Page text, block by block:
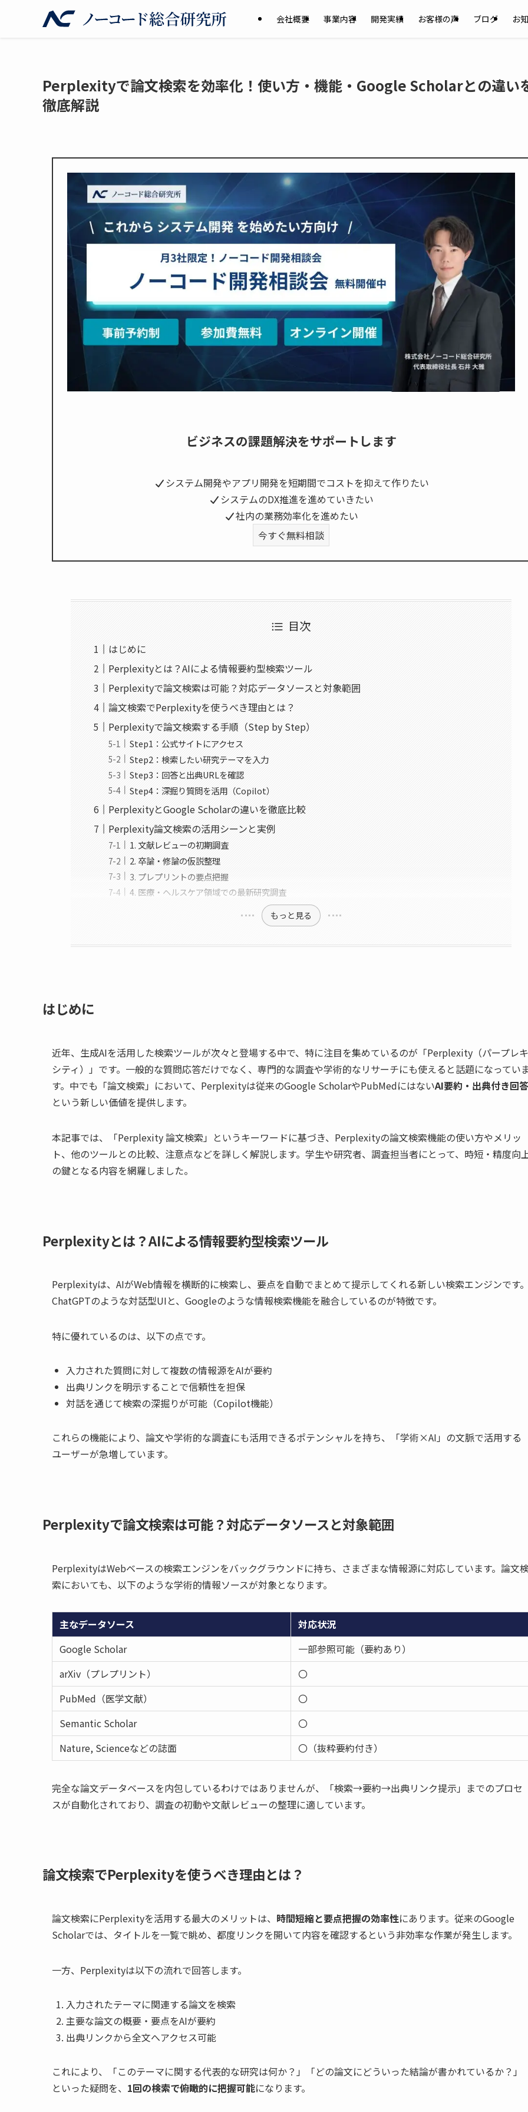
会社概要 事業内容 開発実績 お客様の声 ブログ お
Perplexityで論文検索を効率化！使い方・機能・Google Scholarとの違い
徹底解説
ビジネスの課題解決をサポートします
システム開発やアプリ開発を短期間でコストを抑えて作りたい
システムのDX推進を進めていきたい
社内の業務効率化を進めたい
今すぐ無料相談
目次
はじめに
Perplexityとは？AIによる情報要約型検索ツール
Perplexityで論文検索は可能？対応データソースと対象範囲
論文検索でPerplexityを使うべき理由とは？
Perplexityで論文検索する手順（Step by Step）
Step1：公式サイトにアクセス
Step2：検索したい研究テーマを入力
Step3：回答と出典URLを確認
Step4：深掘り質問を活用（Copilot）
PerplexityとGoogle Scholarの違いを徹底比較
Perplexity論文検索の活用シーンと実例
1. 文献レビューの初期調査
2. 卒論・修論の仮説整理
3. プレプリントの要点把握
4. 医療・ヘルスケア領域での最新研究調査
もっと見る
はじめに
近年、生成AIを活用した検索ツールが次々と登場する中で、特に注目を集めているのが「Perplexity（パープレキ
シティ）」です。一般的な質問応答だけでなく、専門的な調査や学術的なリサーチにも使えると話題になってい
す。中でも「論文検索」において、Perplexityは従来のGoogle ScholarやPubMedにはないAI要約・出典付き回答
という新しい価値を提供します。
本記事では、「Perplexity 論文検索」というキーワードに基づき、Perplexityの論文検索機能の使い方やメリッ
ト、他のツールとの比較、注意点などを詳しく解説します。学生や研究者、調査担当者にとって、時短・精度向
の鍵となる内容を網羅しました。
Perplexityとは？AIによる情報要約型検索ツール
Perplexityは、AIがWeb情報を横断的に検索し、要点を自動でまとめて提示してくれる新しい検索エンジンです
ChatGPTのような対話型UIと、Googleのような情報検索機能を融合しているのが特徴です。
特に優れているのは、以下の点です。
入力された質問に対して複数の情報源をAIが要約
出典リンクを明示することで信頼性を担保
対話を通じて検索の深掘りが可能（Copilot機能）
これらの機能により、論文や学術的な調査にも活用できるポテンシャルを持ち、「学術×AI」の文脈で活用する
ユーザーが急増しています。
Perplexityで論文検索は可能？対応データソースと対象範囲
PerplexityはWebベースの検索エンジンをバックグラウンドに持ち、さまざまな情報源に対応しています。論文
索においても、以下のような学術的情報ソースが対象となります。
主なデータソース
対応状況
Google Scholar
一部参照可能（要約あり）
arXiv（プレプリント）
〇
PubMed（医学文献）
〇
Semantic Scholar
〇
Nature, Scienceなどの誌面
〇（抜粋要約付き）
完全な論文データベースを内包しているわけではありませんが、「検索→要約→出典リンク提示」までのプロセ
スが自動化されており、調査の初動や文献レビューの整理に適しています。
論文検索でPerplexityを使うべき理由とは？
論文検索にPerplexityを活用する最大のメリットは、 時間短縮と要点把握の効率性にあります。従来のGoogle
Scholarでは、タイトルを一覧で眺め、都度リンクを開いて内容を確認するという非効率な作業が発生します。
一方、Perplexityは以下の流れで回答します。
入力されたテーマに関連する論文を検索
主要な論文の概要・要点をAIが要約
出典リンクから全文へアクセス可能
これにより、「このテーマに関する代表的な研究は何か？」「どの論文にどういった結論が書かれているか？」
といった疑問を、 1回の検索で俯瞰的に把握可能になります。